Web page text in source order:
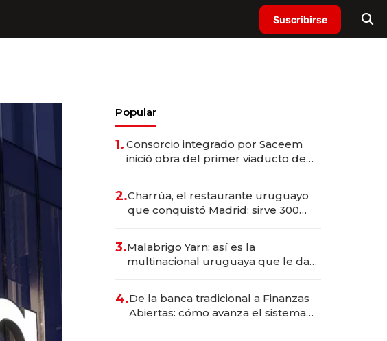
Suscribirse
Popular
1. Consorcio integrado por Saceem
inició obra del primer viaducto de
millones
2.Charrúa, el restaurante uruguayo
que conquistó Madrid: sirve 300
prepara apertura
3.Malabrigo Yarn: así es la
multinacional uruguaya que le da
4.De la banca tradicional a Finanzas
Abiertas: cómo avanza el sistema